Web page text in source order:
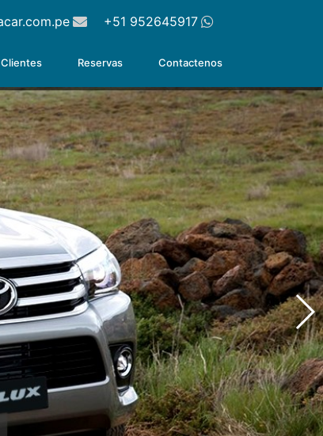
+51 952645917
Clientes Reservas Contactenos